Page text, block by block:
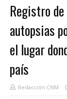
Registro
autopsias
el lugar
país
Redacción CNM